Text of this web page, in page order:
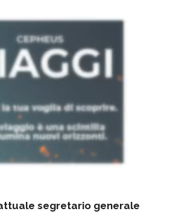
segretario generale